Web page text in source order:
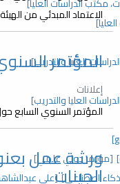
العليا والتدريب]
العليا والتدريب]
[مؤتمر دولي علمي]
اصطناعي][علي
الاعتماد المبدئي من
المؤتمر
إعلانات
المؤتمر السنوي السابع
ورشة عمل
الجينات